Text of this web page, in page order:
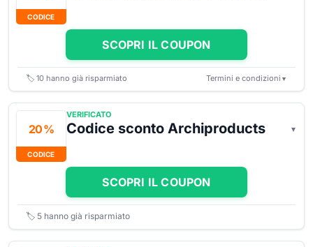
CODICE
SCOPRI IL COUPON
🏷️ 10 hanno già risparmiato Termini e condizioni ▼
20 %
CODICE
VERIFICATO
Codice sconto Archiproducts
SCOPRI IL COUPON
🏷️ 5 hanno già risparmiato